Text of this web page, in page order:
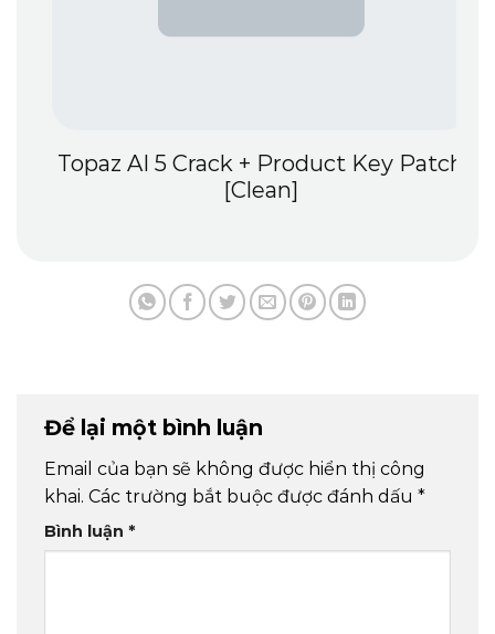
Topaz AI 5 Crack + Product Key Patch
[Clean]
Để lại một bình luận
Email của bạn sẽ không được hiển thị công
khai. Các trường bắt buộc được đánh dấu *
Bình luận *